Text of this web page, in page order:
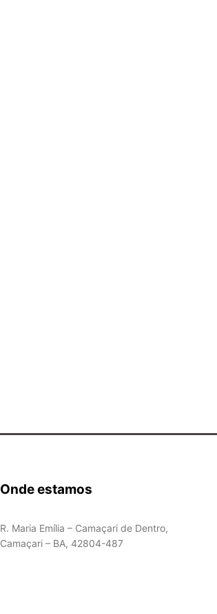
Onde estamos
R. Maria Emília – Camaçari de Dentro,
Camaçari – BA, 42804-487